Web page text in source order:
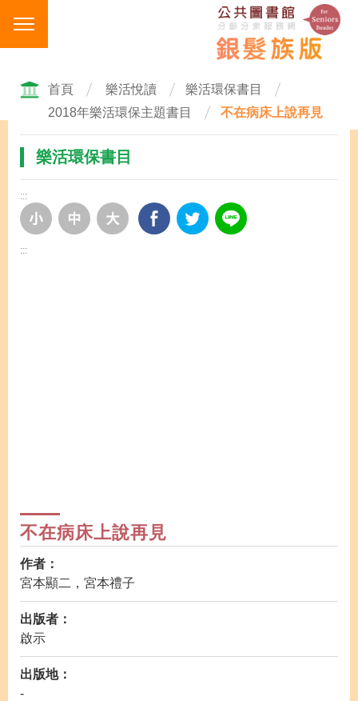
主
區
首頁 樂活悅讀
樂活環保書目
2018年樂活環保主題書目
不在病床上說再見
樂活環保書目
:::
:::
不在病床上說再見
作者：
宮本顯二，宮本禮子
出版者：
啟示
出版地：
-